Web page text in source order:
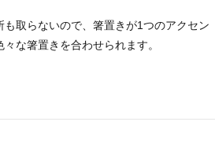
取らないので、箸置きが1つのアクセン
な箸置きを合わせられます。